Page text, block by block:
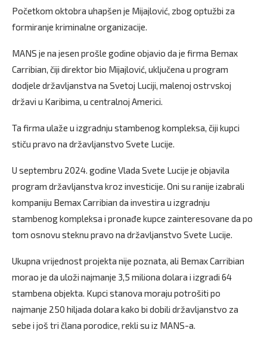
Početkom oktobra uhapšen je Mijajlović, zbog optužbi za
formiranje kriminalne organizacije.
MANS je na jesen prošle godine objavio da je firma Bemax
Carribian, čiji direktor bio Mijajlović, uključena u program
dodjele državljanstva na Svetoj Luciji, malenoj ostrvskoj
državi u Karibima, u centralnoj Americi.
Ta firma ulaže u izgradnju stambenog kompleksa, čiji kupci
stiču pravo na državljanstvo Svete Lucije.
U septembru 2024. godine Vlada Svete Lucije je objavila
program državljanstva kroz investicije. Oni su ranije izabrali
kompaniju Bemax Carribian da investira u izgradnju
stambenog kompleksa i pronađe kupce zainteresovane da po
tom osnovu steknu pravo na državljanstvo Svete Lucije.
Ukupna vrijednost projekta nije poznata, ali Bemax Carribian
morao je da uloži najmanje 3,5 miliona dolara i izgradi 64
stambena objekta. Kupci stanova moraju potrošiti po
najmanje 250 hiljada dolara kako bi dobili državljanstvo za
sebe i još tri člana porodice, rekli su iz MANS-a.